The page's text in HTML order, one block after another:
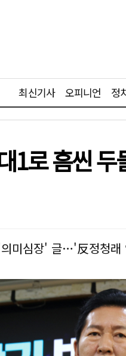
최신기사 오피니언 정
1로 흠씬
미심장' 글…'反정청래